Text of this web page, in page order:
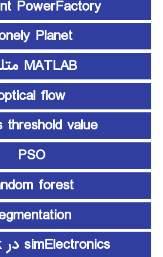
PowerFactory
Planet
MATLAB متلب
flow
threshold value
PSO
forest
simElectronics در Simulink